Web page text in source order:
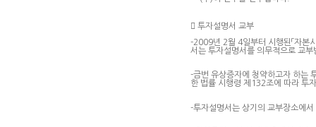
투자설명서 교부
-2009년 2월 4일부터 시행된「자본
서는 투자설명서를 의무적으로 교
-금번 유상증자에 청약하고자 하는
한 법률 시행령 제132조에 따라 투
-투자설명서는 상기의 교부장소에